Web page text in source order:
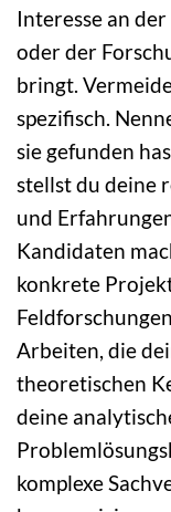
Interesse an
oder der
bringt.
spezifisch.
sie gefunden
stellst du deine
und
Kandidaten
konkrete
Arbeiten, die
theoretischen
deine
komplexe